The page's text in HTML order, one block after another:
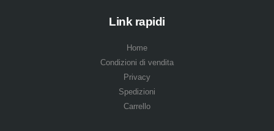
Link rapidi
Home
Condizioni di vendita
Privacy
Spedizioni
Carrello